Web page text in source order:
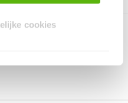
cookies